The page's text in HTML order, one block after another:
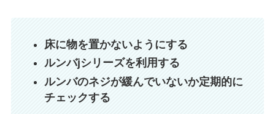
床に物を置かないようにする
ルンバjシリーズを利用する
ルンバのネジが緩んでいないか定期的に
チェックする